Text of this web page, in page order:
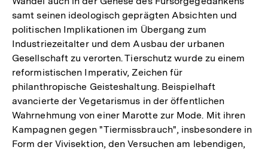
samt seinen ideologisch geprägten Absichten und
politischen Implikationen im Übergang zum
Industriezeitalter und dem Ausbau der urbanen
Gesellschaft zu verorten. Tierschutz wurde zu einem
reformistischen Imperativ, Zeichen für
philanthropische Geisteshaltung. Beispielhaft
avancierte der Vegetarismus in der öffentlichen
Wahrnehmung von einer Marotte zur Mode. Mit ihren
Kampagnen gegen "Tiermissbrauch", insbesondere in
Form der Vivisektion, den Versuchen am lebendigen,